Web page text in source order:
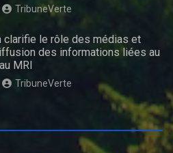
TribuneVerte
clarifie le rôle des médias et
des informations liées au
MRI
TribuneVerte